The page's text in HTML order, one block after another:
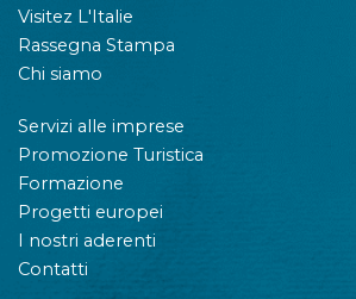
Visitez L'Italie
Rassegna Stampa
Chi siamo
Servizi alle imprese
Promozione Turistica
Formazione
Progetti europei
I nostri aderenti
Contatti